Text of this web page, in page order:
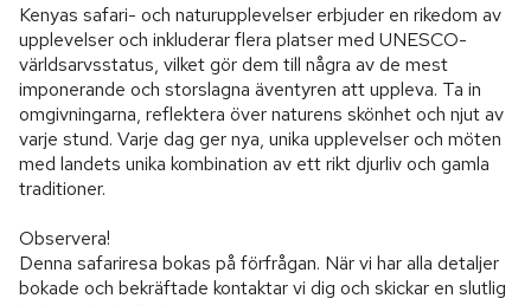
Kenyas safari- och naturupplevelser erbjuder en rikedom av
upplevelser och inkluderar flera platser med UNESCO-
världsarvsstatus, vilket gör dem till några av de mest
imponerande och storslagna äventyren att uppleva. Ta in
omgivningarna, reflektera över naturens skönhet och njut av
varje stund. Varje dag ger nya, unika upplevelser och möten
med landets unika kombination av ett rikt djurliv och gamla
traditioner.
Observera!
Denna safariresa bokas på förfrågan. När vi har alla detaljer
bokade och bekräftade kontaktar vi dig och skickar en slutlig